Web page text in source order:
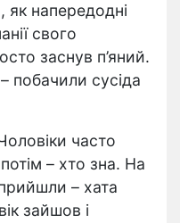
як напередодні
свого
заснув п’яний.
побачили сусіда
часто
– хто зна. На
– хата
зайшов і